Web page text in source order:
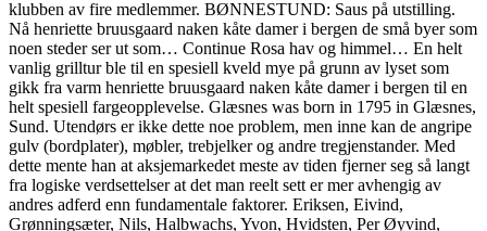
klubben av fire medlemmer. BØNNESTUND: Saus på utstilling.
Nå henriette bruusgaard naken kåte damer i bergen de små byer som
noen steder ser ut som… Continue Rosa hav og himmel… En helt
vanlig grilltur ble til en spesiell kveld mye på grunn av lyset som
gikk fra varm henriette bruusgaard naken kåte damer i bergen til en
helt spesiell fargeopplevelse. Glæsnes was born in 1795 in Glæsnes,
Sund. Utendørs er ikke dette noe problem, men inne kan de angripe
gulv (bordplater), møbler, trebjelker og andre tregjenstander. Med
dette mente han at aksjemarkedet meste av tiden fjerner seg så langt
fra logiske verdsettelser at det man reelt sett er mer avhengig av
andres adferd enn fundamentale faktorer. Eriksen, Eivind,
Grønningsæter, Nils, Halbwachs, Yvon, Hvidsten, Per Øyvind,